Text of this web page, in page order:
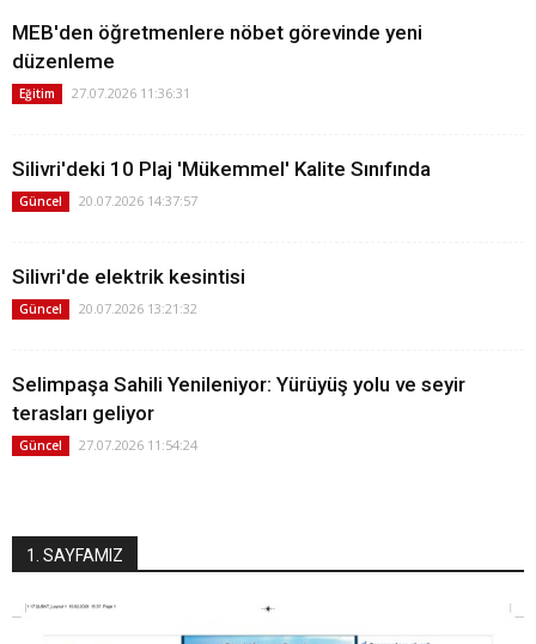
MEB'den öğretmenlere nöbet görevinde yeni
düzenleme
Eğitim 27.07.2026 11:36:31
Silivri'deki 10 Plaj 'Mükemmel' Kalite Sınıfında
Güncel 20.07.2026 14:37:57
Silivri'de elektrik kesintisi
Güncel 20.07.2026 13:21:32
Selimpaşa Sahili Yenileniyor: Yürüyüş yolu ve seyir
terasları geliyor
Güncel 27.07.2026 11:54:24
1. SAYFAMIZ